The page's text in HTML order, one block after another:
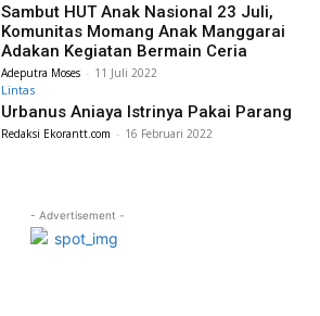
Sambut HUT Anak Nasional 23 Juli,
Komunitas Momang Anak Manggarai
Adakan Kegiatan Bermain Ceria
Adeputra Moses - 11 Juli 2022
Lintas
Urbanus Aniaya Istrinya Pakai Parang
Redaksi Ekorantt.com - 16 Februari 2022
- Advertisement -